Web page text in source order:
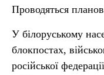
Проводяться
У білоруському
блокпостах,
російської